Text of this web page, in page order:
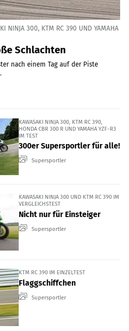
NINJA 300, KTM RC 390 UND YAMAHA
Schlachten
nach einem Tag auf der Piste
KAWASAKI NINJA 300, KTM RC 390,
HONDA CBR 300 R UND YAMAHA YZF-R3
IM TEST
300er Supersportler für alle!
Supersportler
KAWASAKI NINJA 300 UND KTM RC 390 IM
VERGLEICHSTEST
Nicht nur für Einsteiger
Supersportler
KTM RC 390 IM EINZELTEST
Flaggschiffchen
Supersportler